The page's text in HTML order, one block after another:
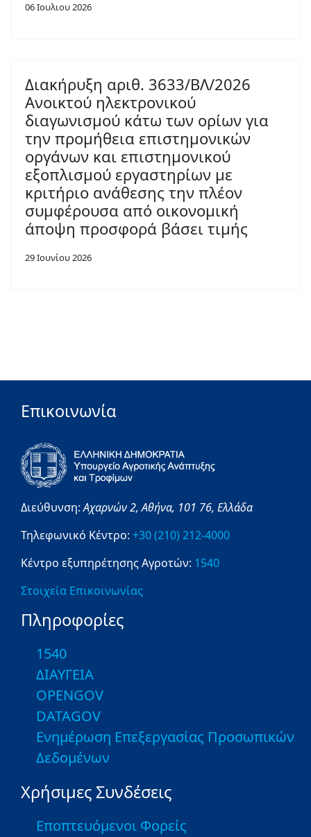
06 Ιουλιου 2026
Διακήρυξη αριθ. 3633/ΒΛ/2026
Ανοικτού ηλεκτρονικού
διαγωνισμού κάτω των ορίων για
την προμήθεια επιστημονικών
οργάνων και επιστημονικού
εξοπλισμού εργαστηρίων με
κριτήριο ανάθεσης την πλέον
συμφέρουσα από οικονομική
άποψη προσφορά βάσει τιμής
29 Ιουνίου 2026
Επικοινωνία
Διεύθυνση:Αχαρνών 2,Αθήνα, 101 76, Ελλάδα
Τηλεφωνικό Κέντρο: +30 (210) 212-4000
Κέντρο εξυπηρέτησης Αγροτών: 1540
Στοιχεία Επικοινωνίας
Πληροφορίες
1540
ΔΙΑΥΓΕΙΑ
OPENGOV
DATAGOV
Ενημέρωση Επεξεργασίας Προσωπικών
Δεδομένων
Χρήσιμες Συνδέσεις
Εποπτευόμενοι Φορείς